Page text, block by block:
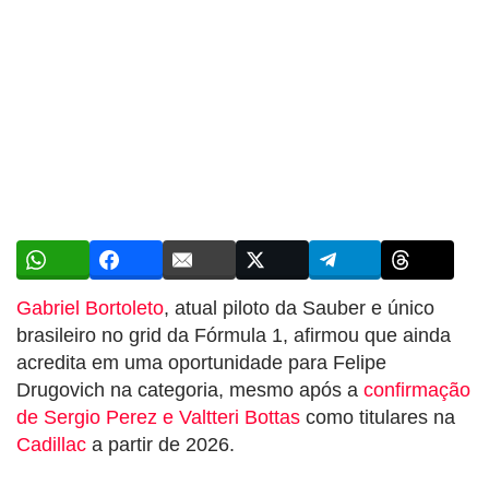
Gabriel Bortoleto, atual piloto da Sauber e único
brasileiro no grid da Fórmula 1, afirmou que ainda
acredita em uma oportunidade para Felipe
Drugovich na categoria, mesmo após a confirmação
de Sergio Perez e Valtteri Bottas como titulares na
Cadillac a partir de 2026.